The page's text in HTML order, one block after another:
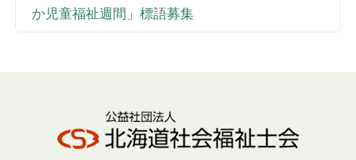
か児童福祉週間」標語募集